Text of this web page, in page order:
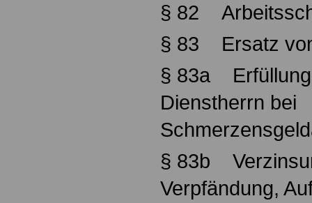
§ 82
§ 83 Ersatz
§ 83a Erfüllung
Dienstherrn bei
§ 83b
Verpfändung,